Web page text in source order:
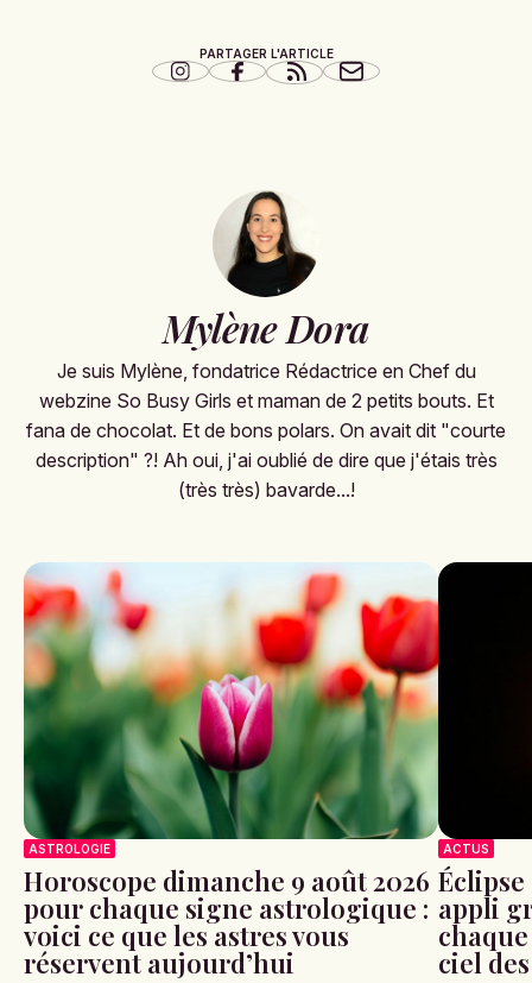
PARTAGER L'ARTICLE
Mylène Dora
Je suis Mylène, fondatrice Rédactrice en Chef du
webzine So Busy Girls et maman de 2 petits bouts. Et
fana de chocolat. Et de bons polars. On avait dit "courte
description" ?! Ah oui, j'ai oublié de dire que j'étais très
(très très) bavarde...!
ASTROLOGIE
Horoscope dimanche 9 août 2026
pour chaque signe astrologique :
voici ce que les astres vous
réservent aujourd’hui
ACTUS
Éclipse
appli
ciel